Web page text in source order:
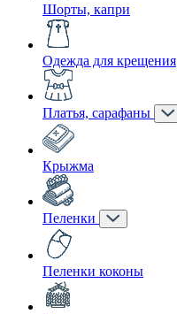
Шорты, капри
Одежда для крещения
Платья, сарафаны
Крыжма
Пеленки
Пеленки коконы